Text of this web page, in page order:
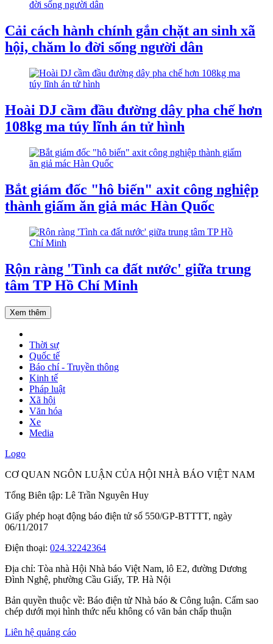
Cải cách hành chính gắn chặt an sinh xã
hội, chăm lo đời sống người dân
Hoài DJ cầm đầu đường dây pha chế hơn
108kg ma túy lĩnh án tử hình
Bắt giám đốc "hô biến" axit công nghiệp
thành giấm ăn giả mác Hàn Quốc
Rộn ràng 'Tình ca đất nước' giữa trung
tâm TP Hồ Chí Minh
Xem thêm
Thời sự
Quốc tế
Báo chí - Truyền thông
Kinh tế
Pháp luật
Xã hội
Văn hóa
Xe
Media
Logo
CƠ QUAN NGÔN LUẬN CỦA HỘI NHÀ BÁO VIỆT NAM
Tổng Biên tập: Lê Trần Nguyên Huy
Giấy phép hoạt động báo điện tử số 550/GP-BTTTT, ngày
06/11/2017
Điện thoại: 024.32242364
Địa chỉ: Tòa nhà Hội Nhà báo Việt Nam, lô E2, đường Dương
Đình Nghệ, phường Cầu Giấy, TP. Hà Nội
Bản quyền thuộc về: Báo điện tử Nhà báo & Công luận. Cấm sao
chép dưới mọi hình thức nếu không có văn bản chấp thuận
Liên hệ quảng cáo